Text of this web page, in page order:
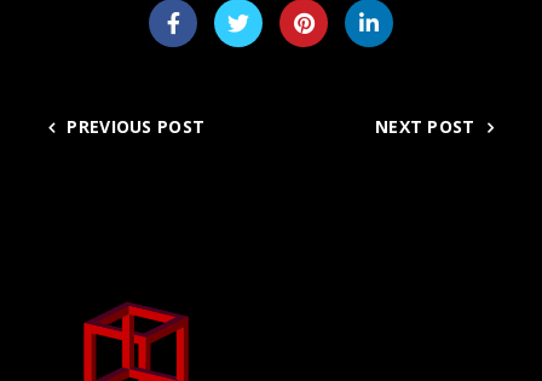
PREVIOUS POST NEXT POST